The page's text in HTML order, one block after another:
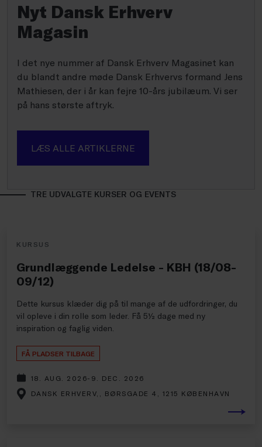
Nyt Dansk Erhverv
Magasin
I det nye nummer af Dansk Erhverv Magasinet kan
du blandt andre møde Dansk Erhvervs formand Jens
Mathiesen, der i år kan fejre 10-års jubilæum. Vi ser
på hans største aftryk.
LÆS ALLE ARTIKLERNE
TRE UDVALGTE KURSER OG EVENTS
KURSUS
Grundlæggende Ledelse - KBH (18/08-
09/12)
Dette kursus klæder dig på til mange af de udfordringer, du
vil opleve i din rolle som leder. Få 5½ dage med ny
inspiration og faglig viden.
FÅ PLADSER TILBAGE
18. AUG. 2026-9. DEC. 2026
DANSK ERHVERV,, BØRSGADE 4, 1215 KØBENHAVN